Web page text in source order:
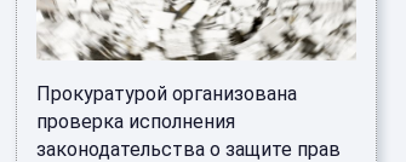
Прокуратурой организована
проверка исполнения
законодательства о защите прав